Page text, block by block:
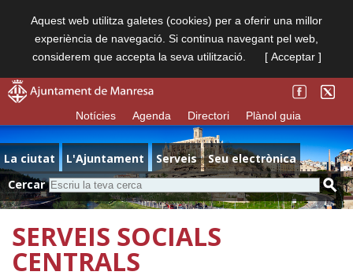
Aquest web utilitza galetes (cookies) per a oferir una millor
experiència de navegació. Si continua navegant pel web,
considerem que accepta la seva utilització.
[ Acceptar ]
Notícies Agenda Directori Plànol guia
La ciutat L'Ajuntament Serveis
Seu electrònica
Cercar
SERVEIS SOCIALS
CENTRALS